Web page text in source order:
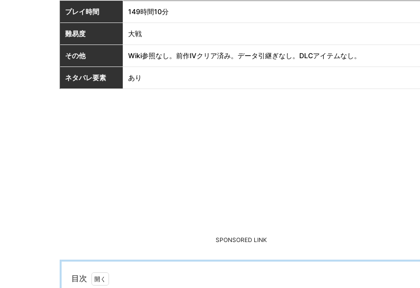
プレイ時間 149時間10分
難易度 大戦
その他 Wiki参照なし。前作Ⅳクリア済み。データ引継ぎなし。DLCアイテムなし。
ネタバレ要素 あり
SPONSORED LINK
目次